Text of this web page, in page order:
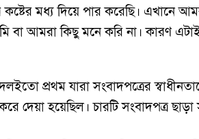
কষ্টের মধ্য দিয়ে পার করেছি।
আমরা কিছু মনে করি না। কারণ
প্রথম যারা সংবাদপত্রের
হয়েছিল। চারটি সংবাদপত্র ছাড়া